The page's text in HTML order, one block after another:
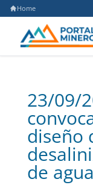
Home
23/09/
diseño
de